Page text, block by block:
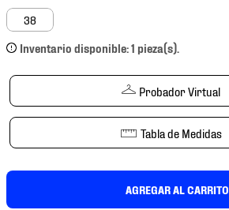
38
Inventario disponible: 1 pieza(s).
Probador Virtual
Tabla de Medidas
AGREGAR AL CARRITO
.
6.
mochila
7.
mochilas
8.
chivas